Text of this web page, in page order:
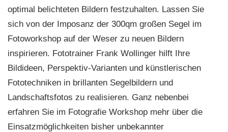
optimal belichteten Bildern festzuhalten. Lassen Sie
sich von der Imposanz der 300qm großen Segel im
Fotoworkshop auf der Weser zu neuen Bildern
inspirieren. Fototrainer Frank Wollinger hilft Ihre
Bildideen, Perspektiv-Varianten und künstlerischen
Fototechniken in brillanten Segelbildern und
Landschaftsfotos zu realisieren. Ganz nebenbei
erfahren Sie im Fotografie Workshop mehr über die
Einsatzmöglichkeiten bisher unbekannter